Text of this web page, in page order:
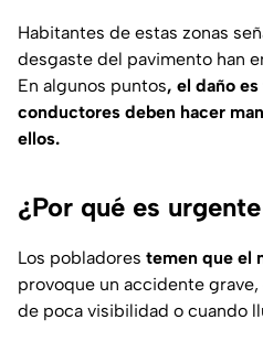
Habitantes de estas zonas
desgaste del pavimento han
En algunos puntos, el daño
conductores deben hacer
ellos.
¿Por qué es
Los pobladores temen que el
provoque un accidente
de poca visibilidad o cuando